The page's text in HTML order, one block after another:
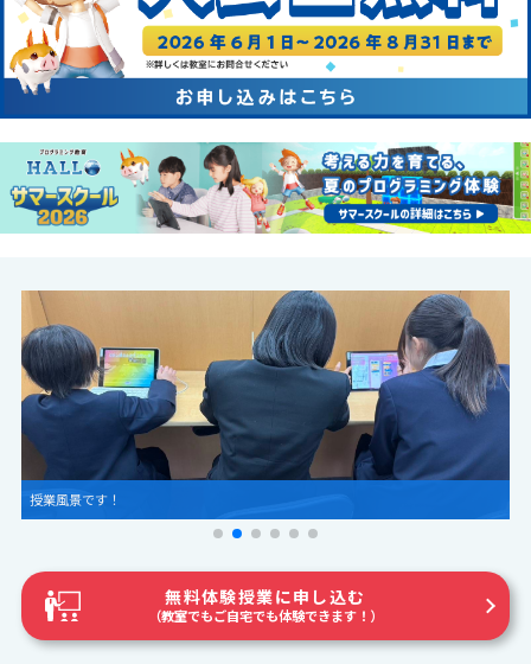
授業風景です！
無料体験授業に申し込む
（教室でもご自宅でも体験できます！）